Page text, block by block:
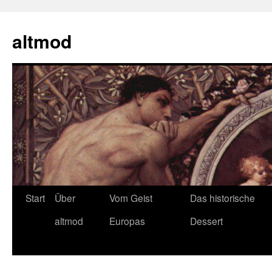
springen
altmod
Start
Über
altmod
Vom Geist
Europas
Das historische
Dessert